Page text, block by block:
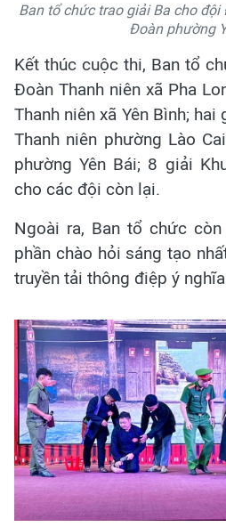
Ban tổ chức trao giải Ba cho
Đoàn phường
Kết thúc cuộc thi, Ban tổ
Đoàn Thanh niên xã Pha
Thanh niên xã Yên Bình;
Thanh niên phường Lào
phường Yên Bái; 8 giải
cho các đội còn lại.
Ngoài ra, Ban tổ chức
phần chào hỏi sáng tạo
truyền tải thông điệp ý